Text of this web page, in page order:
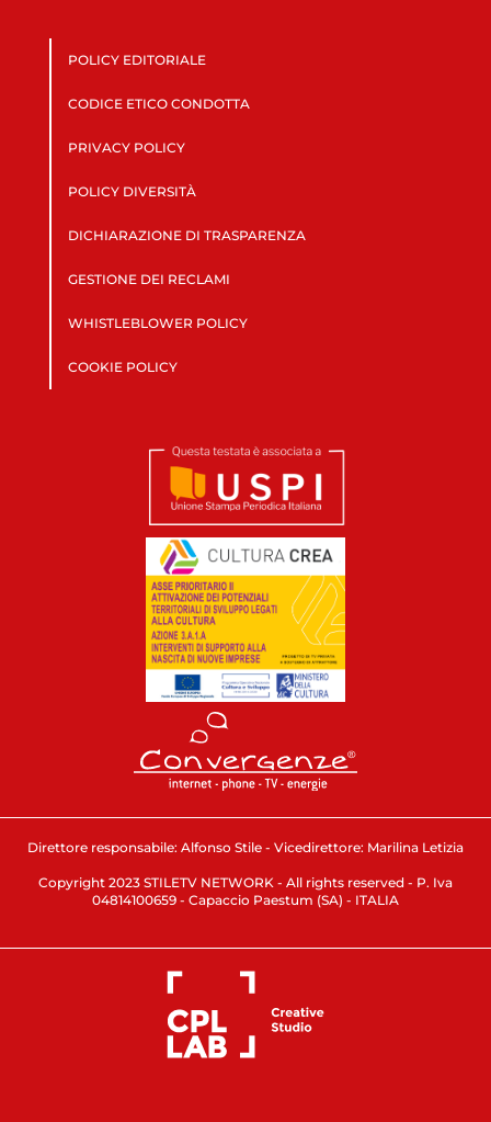
POLICY EDITORIALE
CODICE ETICO CONDOTTA
PRIVACY POLICY
POLICY DIVERSITÀ
DICHIARAZIONE DI TRASPARENZA
GESTIONE DEI RECLAMI
WHISTLEBLOWER POLICY
COOKIE POLICY
Direttore responsabile: Alfonso Stile - Vicedirettore: Marilina Letizia
Copyright 2023 STILETV NETWORK - All rights reserved - P. Iva
04814100659 - Capaccio Paestum (SA) - ITALIA